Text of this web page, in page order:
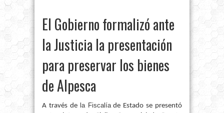
El Gobierno formalizó ante
la Justicia la presentación
para preservar los bienes
de Alpesca
A través de la Fiscalíade Estado se presentó